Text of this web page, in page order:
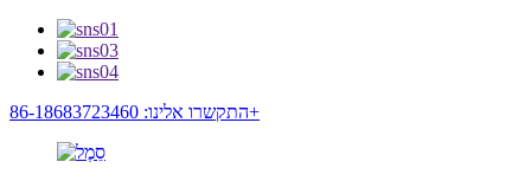
התקשרו אלינו: 86-18683723460+